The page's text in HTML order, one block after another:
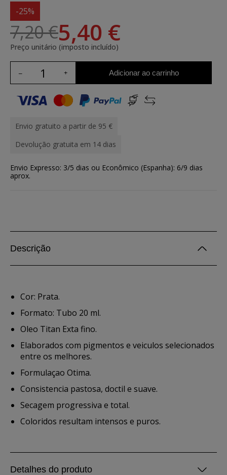
-25%
7,20 €5,40 €
Preço unitário (imposto incluído)
Adicionar ao carrinho
Envio gratuito a partir de 95 €
Devolução gratuita em 14 dias
Envio Expresso: 3/5 dias ou Econômico (Espanha): 6/9 dias
aprox.
Descrição
Cor: Prata.
Formato: Tubo 20 ml.
Oleo Titan Exta fino.
Elaborados com pigmentos e veiculos selecionados
entre os melhores.
Formulaçao Otima.
Consistencia pastosa, doctil e suave.
Secagem progressiva e total.
Coloridos resultam intensos e puros.
Detalhes do produto